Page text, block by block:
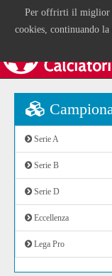
Per offrirti il miglior
cookies, continuando
Serie A
Serie B
Serie D
Eccellenza
Lega Pro